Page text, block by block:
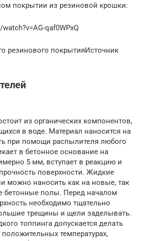
покрытии из резиновой крошки:
qaf0WPxQ
резинового покрытияИсточник
из органических компонентов,
в воде. Материал наносится на
при помощи распылителя любого
в бетонное основание на
5 мм, вступает в реакцию и
поверхности. Жидкие
можно наносить как на новые, так
бетонные полы. Перед началом
необходимо тщательно
трещины и щели заделывать.
топпинга допускается делать
температурах,